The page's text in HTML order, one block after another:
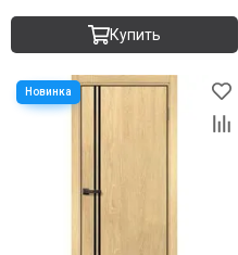
Купить